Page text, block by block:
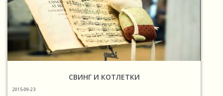
СВИНГ И КОТЛЕТКИ
2015-09-23